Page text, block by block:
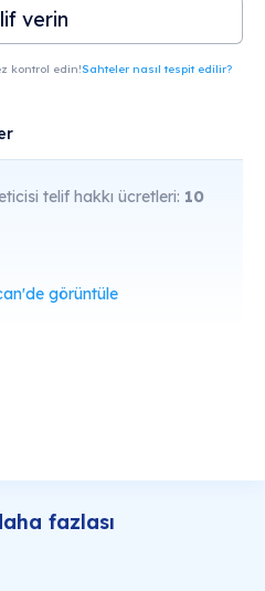
verin
kontrol edin!Sahteler nasıl tespit edilir?
telif hakkı ücretleri: 10
görüntüle
fazlası